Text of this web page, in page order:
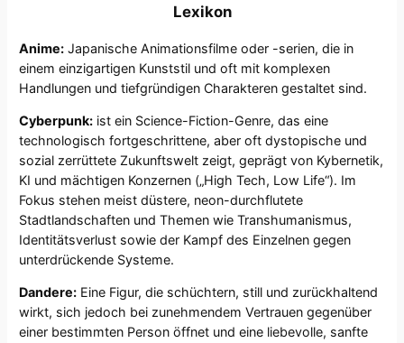
Lexikon
Anime: Japanische Animationsfilme oder -serien, die in
einem einzigartigen Kunststil und oft mit komplexen
Handlungen und tiefgründigen Charakteren gestaltet sind.
Cyberpunk: ist ein Science-Fiction-Genre, das eine
technologisch fortgeschrittene, aber oft dystopische und
sozial zerrüttete Zukunftswelt zeigt, geprägt von Kybernetik,
KI und mächtigen Konzernen („High Tech, Low Life“). Im
Fokus stehen meist düstere, neon-durchflutete
Stadtlandschaften und Themen wie Transhumanismus,
Identitätsverlust sowie der Kampf des Einzelnen gegen
unterdrückende Systeme.
Dandere: Eine Figur, die schüchtern, still und zurückhaltend
wirkt, sich jedoch bei zunehmendem Vertrauen gegenüber
einer bestimmten Person öffnet und eine liebevolle, sanfte